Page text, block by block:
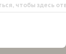
чтобы здесь